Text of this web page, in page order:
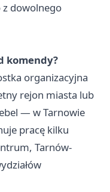
z dowolnego
komendy?
organizacyjna
rejon miasta lub
— w Tarnowie
pracę kilku
Tarnów-